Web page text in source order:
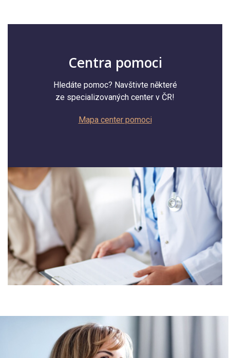
Centra pomoci
Hledáte pomoc? Navštivte některé
ze specializovaných center v ČR!
Mapa center pomoci